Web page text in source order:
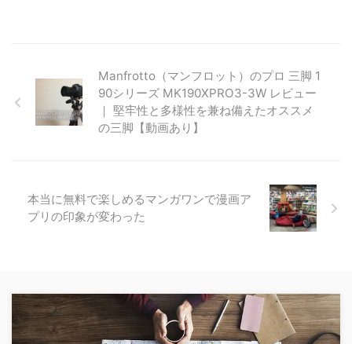
Manfrotto（マンフロット）のプロ 三脚 1
90シリーズ MK190XPRO3-3W レビュー
｜ 堅牢性と多様性を兼ね備えたオススメ
の三脚【動画あり】
本当に無料で楽しめるマンガワンで漫画ア
プリの印象が変わった